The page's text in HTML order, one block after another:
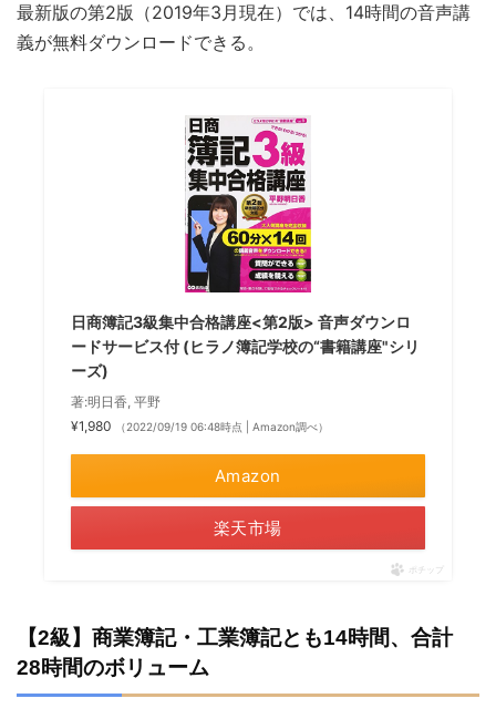
最新版の第2版（2019年3月現在）では、14時間の音声講
義が無料ダウンロードできる。
日商簿記3級集中合格講座<第2版> 音声ダウンロ
ードサービス付 (ヒラノ簿記学校の“書籍講座"シリ
ーズ)
著:明日香, 平野
¥1,980
（2022/09/19 06:48時点 | Amazon調べ）
Amazon
楽天市場
ポチップ
【2級】商業簿記・工業簿記とも14時間、合計
28時間のボリューム